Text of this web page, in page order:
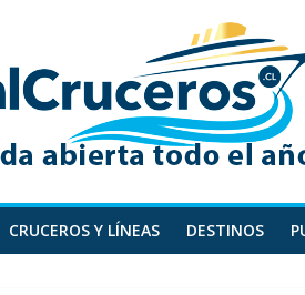
CRUCEROS Y LÍNEAS DESTINOS